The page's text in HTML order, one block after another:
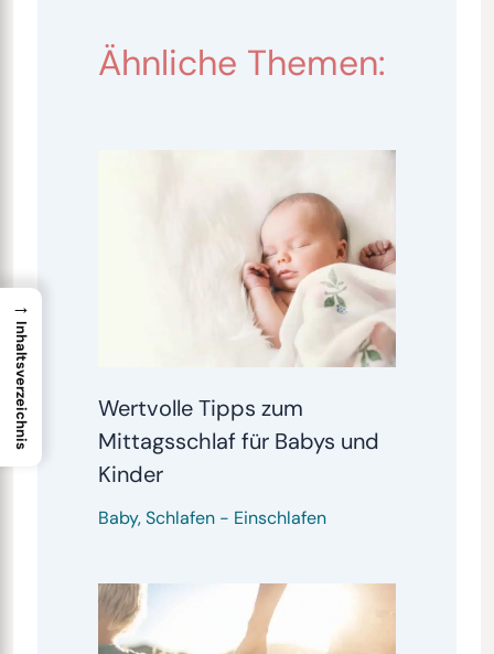
Ähnliche Themen:
Wertvolle Tipps zum
Mittagsschlaf für Babys und
Kinder
Baby,Schlafen- Einschlafen
→
Inhaltsverzeichnis